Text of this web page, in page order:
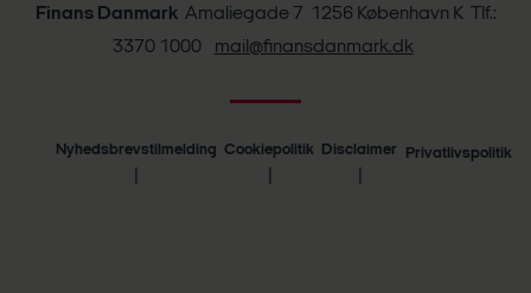
Finans DanmarkAmaliegade 7 1256 København K Tlf.:
3370 1000
mail@finansdanmark.dk
Nyhedsbrevstilmelding Cookiepolitik Disclaimer Privatlivspolitik